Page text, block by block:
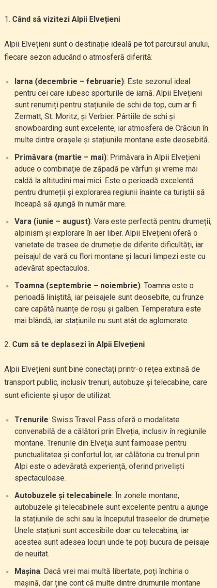
Când să vizitezi Alpii Elvețieni
Alpii Elvețieni sunt o destinație ideală pe tot parcursul anului,
fiecare sezon aducând o atmosferă diferită:
Iarna (decembrie – februarie): Este sezonul ideal
pentru cei care iubesc sporturile de iarnă. Alpii Elvețieni
sunt renumiți pentru stațiunile de schi de top, cum ar fi
Zermatt, St. Moritz, și Verbier. Pârtiile de schi și
snowboarding sunt excelente, iar atmosfera de Crăciun în
multe dintre orașele și stațiunile montane este deosebită.
Primăvara (martie – mai): Primăvara în Alpii Elvețieni
aduce o combinație de zăpadă pe vârfuri și vreme mai
caldă la altitudini mai mici. Este o perioadă excelentă
pentru drumeții și explorarea regiunii înainte ca turiștii să
înceapă să ajungă în număr mare.
Vara (iunie – august): Vara este perfectă pentru drumeții,
alpinism și explorare în aer liber. Alpii Elvețieni oferă o
varietate de trasee de drumeție de diferite dificultăți, iar
peisajul de vară cu flori montane și lacuri limpezi este cu
adevărat spectaculos.
Toamna (septembrie – noiembrie): Toamna este o
perioadă liniștită, iar peisajele sunt deosebite, cu frunze
care capătă nuanțe de roșu și galben. Temperatura este
mai blândă, iar stațiunile nu sunt atât de aglomerate.
Cum să te deplasezi în Alpii Elvețieni
Alpii Elvețieni sunt bine conectați printr-o rețea extinsă de
transport public, inclusiv trenuri, autobuze și telecabine, care
sunt eficiente și ușor de utilizat.
Trenurile: Swiss Travel Pass oferă o modalitate
convenabilă de a călători prin Elveția, inclusiv în regiunile
montane. Trenurile din Elveția sunt faimoase pentru
punctualitatea și confortul lor, iar călătoria cu trenul prin
Alpi este o adevărată experiență, oferind priveliști
spectaculoase.
Autobuzele și telecabinele: În zonele montane,
autobuzele și telecabinele sunt excelente pentru a ajunge
la stațiunile de schi sau la începutul traseelor de drumeție.
Unele stațiuni sunt accesibile doar cu telecabina, iar
acestea sunt adesea locuri unde te poți bucura de peisaje
de neuitat.
Mașina: Dacă vrei mai multă libertate, poți închiria o
mașină, dar ține cont că multe dintre drumurile montane